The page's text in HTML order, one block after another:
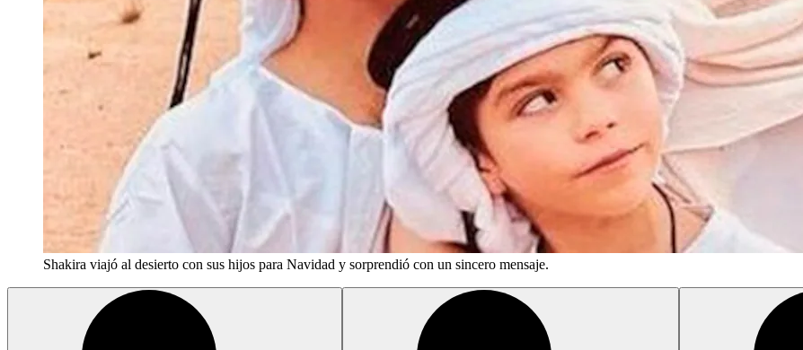
Shakira viajó al desierto con sus hijos para Navidad y sorprendió con un sincero mensaje.